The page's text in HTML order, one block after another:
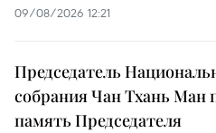
09/08/2026 12:21
Председатель
собрания Чан Тхань Ман
память Председателя